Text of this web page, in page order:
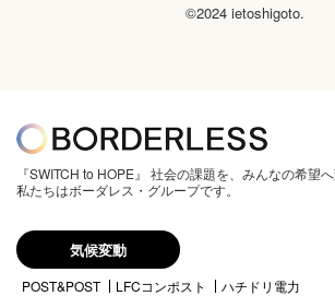
©2024 ietoshigoto.
『SWITCH to HOPE』 社会の課題を、みんなの希望へ
私たちはボーダレス・グループです。
気候変動
POST&POST LFCコンポスト ハチドリ電力